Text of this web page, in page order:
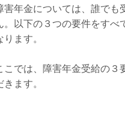
害年金については、誰でも
。以下の３つの要件をすべ
ります。
こでは、障害年金受給の３
きます。